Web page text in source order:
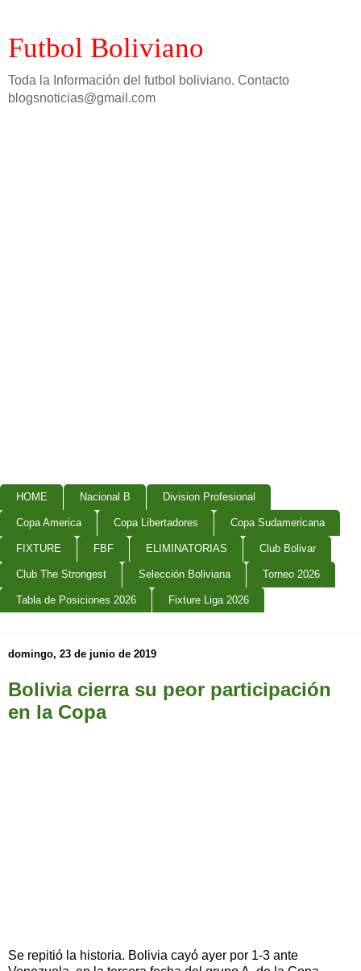
Futbol Boliviano
Toda la Información del futbol boliviano. Contacto
blogsnoticias@gmail.com
HOME Nacional B Division Profesional
Copa America Copa Libertadores Copa Sudamericana
FIXTURE FBF ELIMINATORIAS Club Bolivar
Club The Strongest Selección Boliviana Torneo 2026
Tabla de Posiciones 2026 Fixture Liga 2026
domingo, 23 de junio de 2019
Bolivia cierra su peor participación
en la Copa
Se repitió la historia. Bolivia cayó ayer por 1-3 ante